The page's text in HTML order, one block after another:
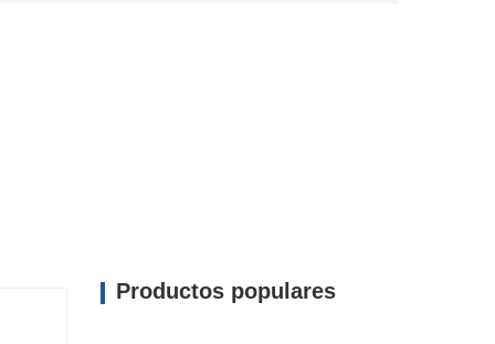
seguridad a la carga encerrándola dentro
de forma segura, lo que reduce el riesgo
las cortinas permite procesos de carga y
Productos populares